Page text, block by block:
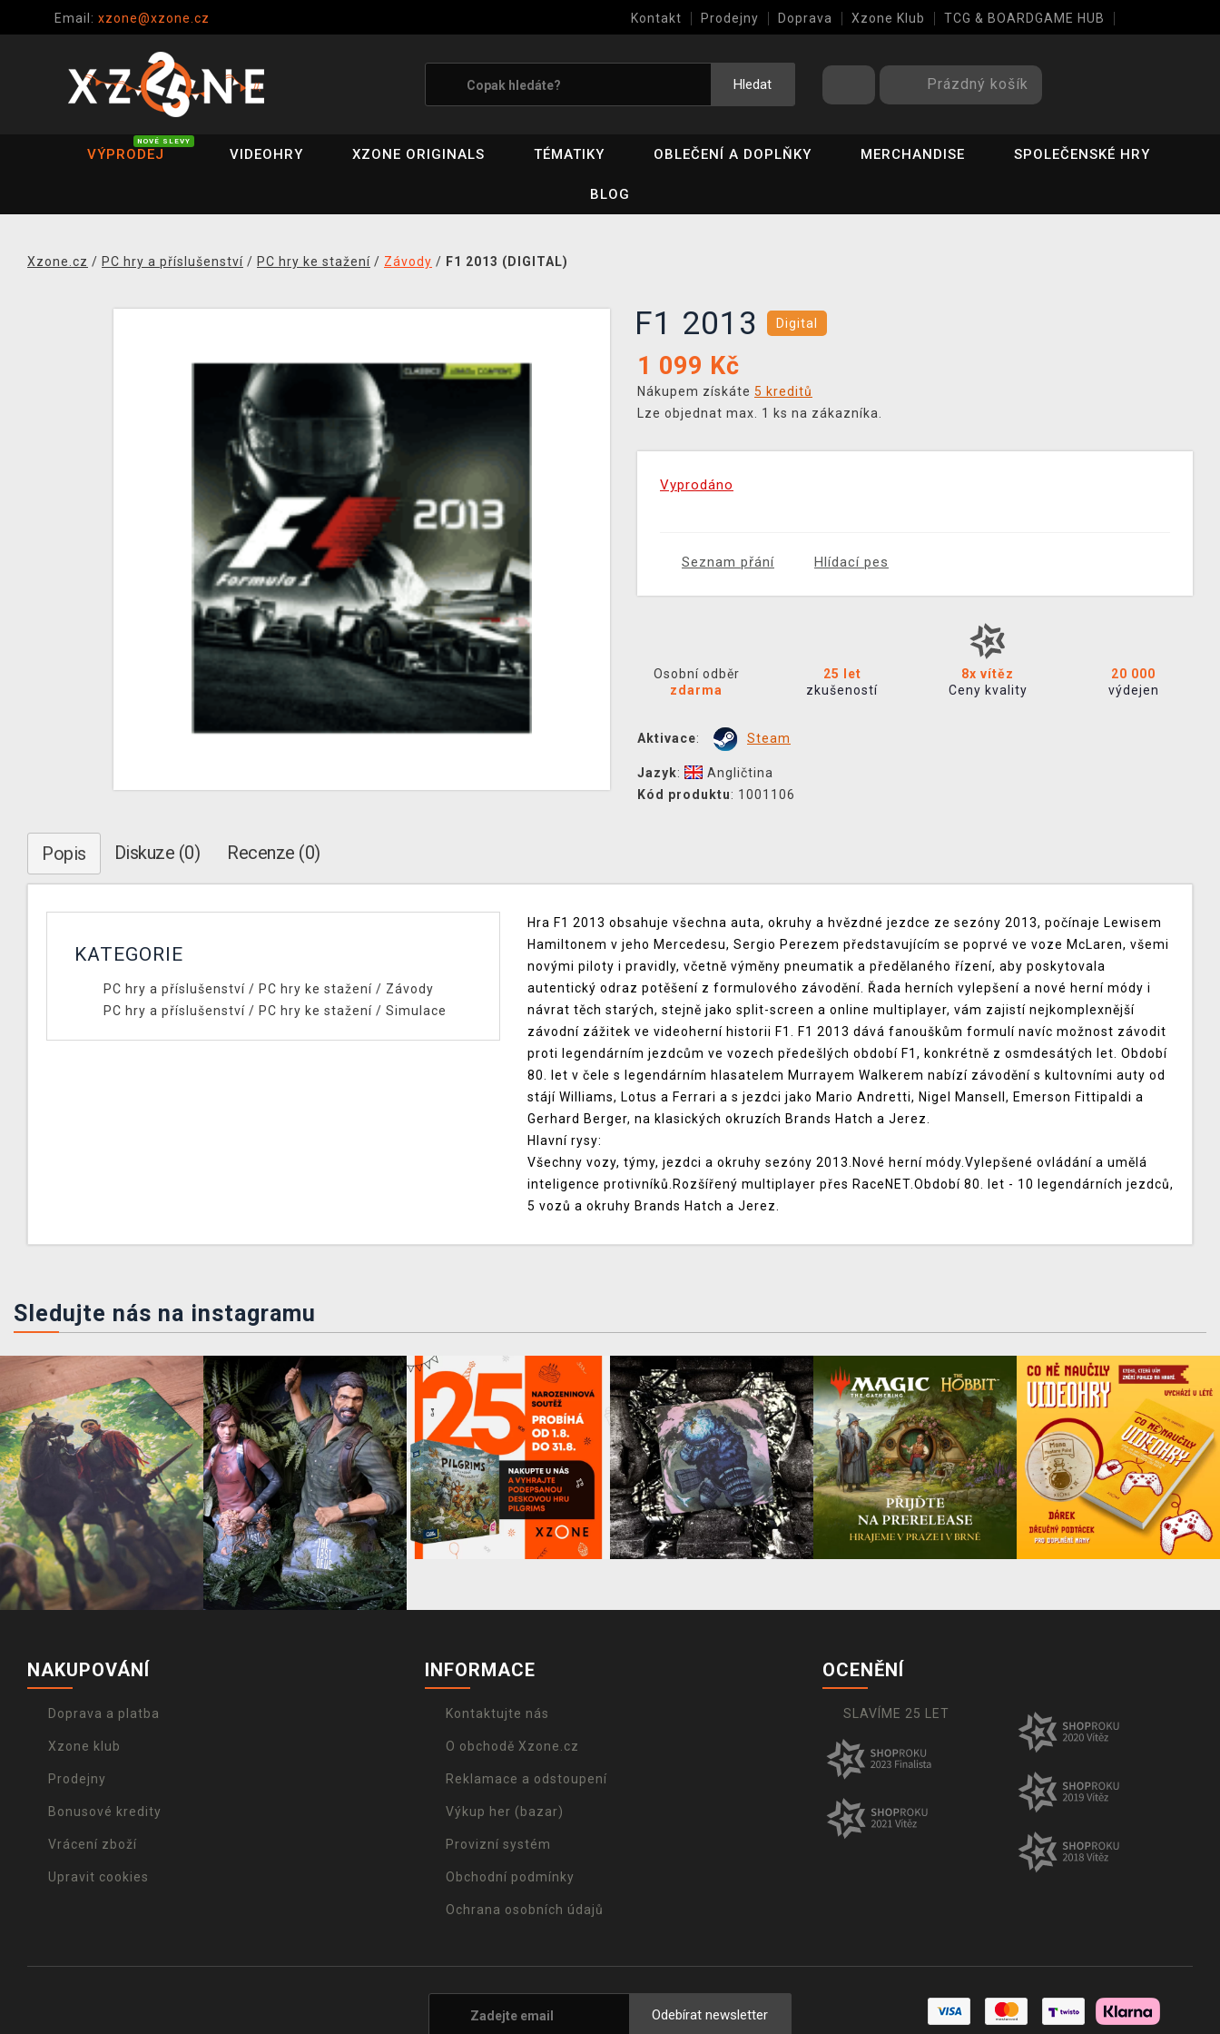
Email: xzone@xzone.cz Kontakt Prodejny Doprava Xzone Klub TCG & BOARDGAME HUB
Hledat Prázdný košík
VÝPRODEJ
NOVÉ SLEVY
VIDEOHRY XZONE ORIGINALS TÉMATIKY OBLEČENÍ A DOPLŇKY MERCHANDISE SPOLEČENSKÉ HRY
BLOG
Xzone.cz / PC hry a příslušenství / PC hry ke stažení / Závody / F1 2013 (DIGITAL)
F1 2013 Digital
1 099 Kč
Nákupem získáte 5 kreditů
Lze objednat max. 1 ks na zákazníka.
Vyprodáno
Seznam přání Hlídací pes
Osobní odběr
zdarma
25 let
zkušeností
8x vítěz
Ceny kvality
20 000
výdejen
Aktivace: Steam
Jazyk:
Angličtina
Kód produktu: 1001106
Popis Diskuze (0) Recenze (0)
KATEGORIE
PC hry a příslušenství/ PC hry ke stažení/ Závody
PC hry a příslušenství/ PC hry ke stažení/ Simulace
Hra F1 2013 obsahuje všechna auta, okruhy a hvězdné jezdce ze sezóny 2013, počínaje Lewisem
Hamiltonem v jeho Mercedesu, Sergio Perezem představujícím se poprvé ve voze McLaren, všemi
novými piloty i pravidly, včetně výměny pneumatik a předělaného řízení, aby poskytovala
autentický odraz potěšení z formulového závodění. Řada herních vylepšení a nové herní módy i
návrat těch starých, stejně jako split-screen a online multiplayer, vám zajistí nejkomplexnější
závodní zážitek ve videoherní historii F1. F1 2013 dává fanouškům formulí navíc možnost závodit
proti legendárním jezdcům ve vozech předešlých období F1, konkrétně z osmdesátých let. Období
80. let v čele s legendárním hlasatelem Murrayem Walkerem nabízí závodění s kultovními auty od
stájí Williams, Lotus a Ferrari a s jezdci jako Mario Andretti, Nigel Mansell, Emerson Fittipaldi a
Gerhard Berger, na klasických okruzích Brands Hatch a Jerez.
Hlavní rysy:
Všechny vozy, týmy, jezdci a okruhy sezóny 2013.Nové herní módy.Vylepšené ovládání a umělá
inteligence protivníků.Rozšířený multiplayer přes RaceNET.Období 80. let - 10 legendárních jezdců,
5 vozů a okruhy Brands Hatch a Jerez.
Sledujte nás na instagramu
NAKUPOVÁNÍ
Doprava a platba
Xzone klub
Prodejny
Bonusové kredity
Vrácení zboží
Upravit cookies
INFORMACE
Kontaktujte nás
O obchodě Xzone.cz
Reklamace a odstoupení
Výkup her (bazar)
Provizní systém
Obchodní podmínky
Ochrana osobních údajů
OCENĚNÍ
SLAVÍME 25 LET
Odebírat newsletter